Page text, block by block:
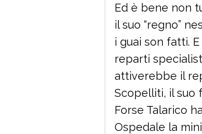
Ed è bene non
il suo “regno”
i guai son fatti.
reparti
attiverebbe il
Scopelliti, il suo
Forse Talarico
Ospedale la